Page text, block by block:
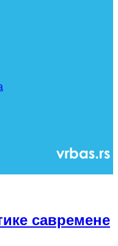
савремене